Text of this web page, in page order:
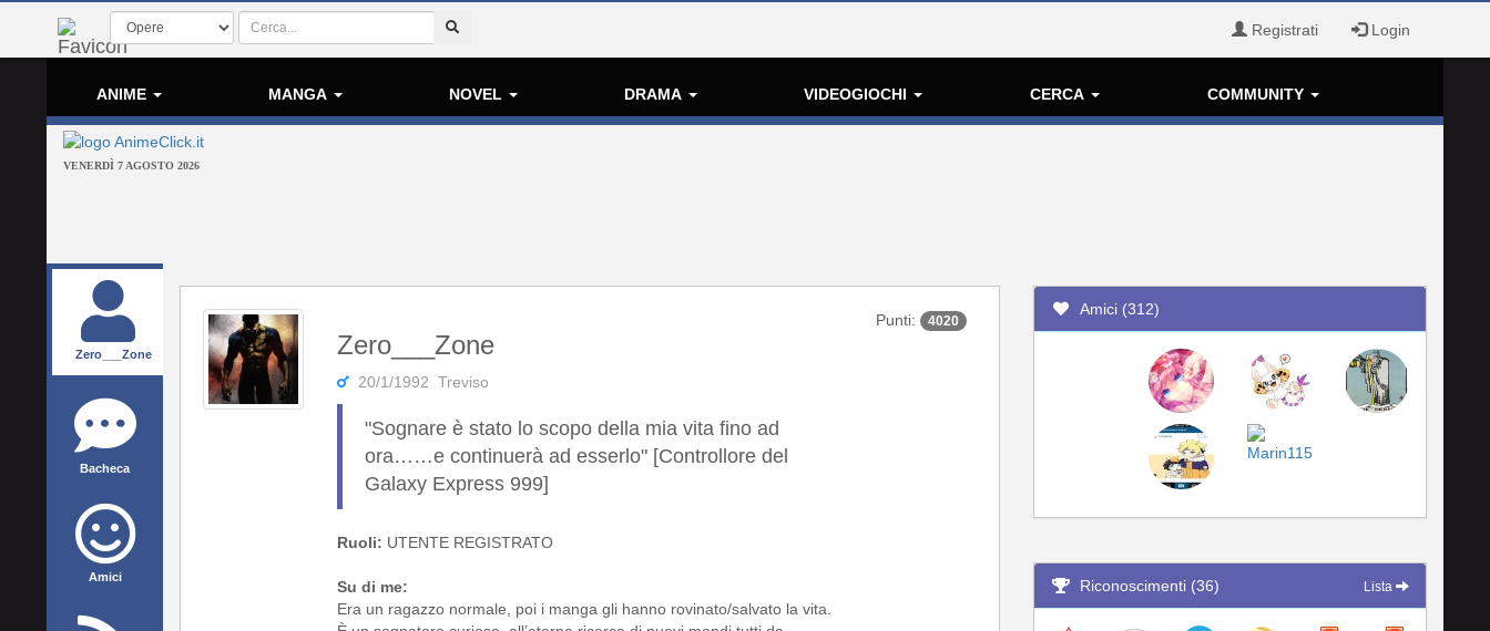
Registrati Login
ANIME MANGA NOVEL DRAMA VIDEOGIOCHI CERCA COMMUNITY
VENERDÌ 7 AGOSTO 2026
Zero___Zone
Bacheca
Amici
Zero___Zone
20/1/1992 Treviso
"Sognare è stato lo scopo della mia vita fino ad
ora……e continuerà ad esserlo" [Controllore del
Galaxy Express 999]
Ruoli: UTENTE REGISTRATO
Su di me:
Era un ragazzo normale, poi i manga gli hanno rovinato/salvato la vita.
Punti: 4020
Amici (312)
Riconoscimenti (36) Lista